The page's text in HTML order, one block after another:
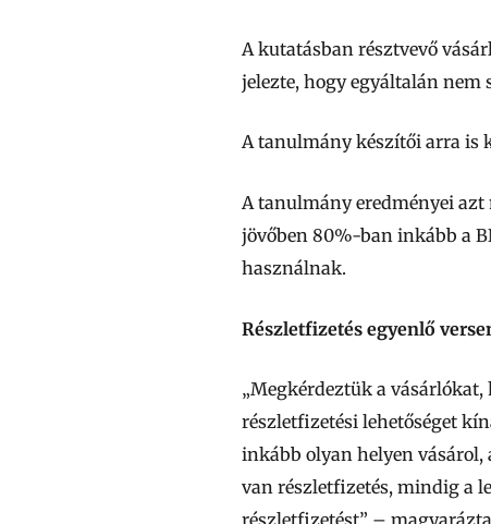
A kutatásban résztvevő
jelezte, hogy egyáltalán
A tanulmány készítői arra is
A tanulmány eredményei
jövőben 80%-ban inkább a
használnak.
Részletfizetés egyenlő
„Megkérdeztük a
részletfizetési lehetőséget
inkább olyan helyen vásárol,
van részletfizetés, mindig a